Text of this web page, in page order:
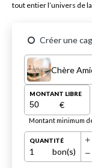
tout entier l’univers de
Créer une
MONTANT LIBRE
€
Montant minimum
QUANTITÉ
1 bon(s)